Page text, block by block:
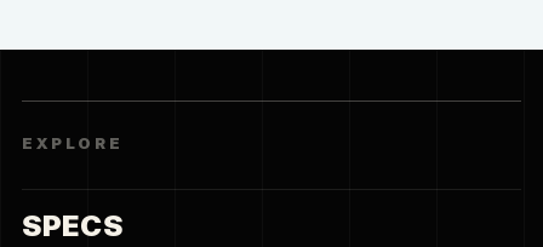
EXPLORE
SPECS